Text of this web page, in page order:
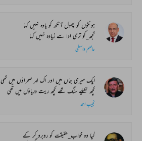
ہونٹوں کو پھول آنکھ کو بادہ نہیں کہا
تجھ_کو تری ادا سے زیادہ نہیں کہا
عاصم واسطی
ایک میری جاں میں اور اک لہر صحراؤں میں تھی
کچھ نکیلے سنگ تھے کچھ ریت دریاؤں میں تھی
نجیب احمد
گیا وہ خواب_حقیقت کو روبرو کر کے